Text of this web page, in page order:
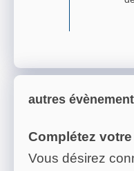
autres
Complétez
Vous désirez